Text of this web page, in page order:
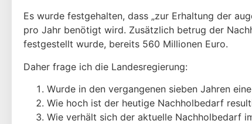
Es wurde festgehalten, dass „zur Erhaltung der
pro Jahr benötigt wird. Zusätzlich betrug der
festgestellt wurde, bereits 560 Millionen Euro.
Daher frage ich die Landesregierung:
Wurde in den vergangenen sieben Jahren
Wie hoch ist der heutige Nachholbedarf
Wie verhält sich der aktuelle Nachholbedarf